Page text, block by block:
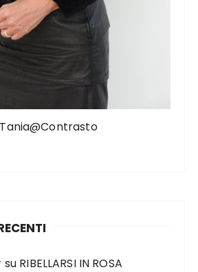
su RIBELLARSI IN ROSA